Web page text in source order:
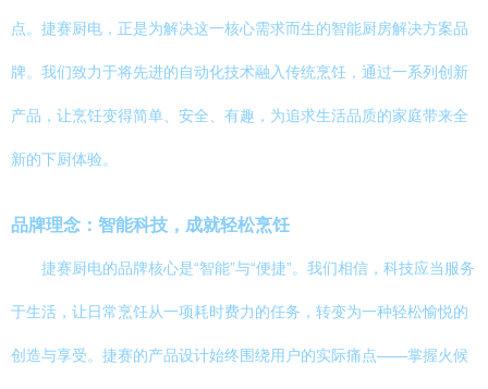
点。捷赛厨电，正是为解决这一核心需求而生的智能厨房解决方案品
牌。我们致力于将先进的自动化技术融入传统烹饪，通过一系列创新
产品，让烹饪变得简单、安全、有趣，为追求生活品质的家庭带来全
新的下厨体验。
品牌理念：智能科技，成就轻松烹饪
捷赛厨电的品牌核心是“智能”与“便捷”。我们相信，科技应当服务
于生活，让日常烹饪从一项耗时费力的任务，转变为一种轻松愉悦的
创造与享受。捷赛的产品设计始终围绕用户的实际痛点——掌握火候